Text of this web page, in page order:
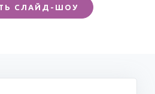
СЛАЙД-ШОУ